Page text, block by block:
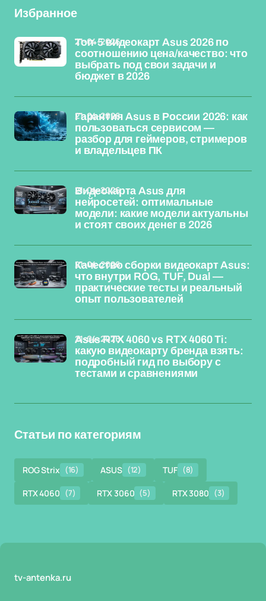
Избранное
Топ-5 видеокарт Asus 2026 по
соотношению цена/качество: что
выбрать под свои задачи и
бюджет в 2026
21-04-2026
Гарантия Asus в России 2026: как
пользоваться сервисом —
разбор для геймеров, стримеров
и владельцев ПК
21-04-2026
Видеокарта Asus для
нейросетей: оптимальные
модели: какие модели актуальны
и стоят своих денег в 2026
21-04-2026
Качество сборки видеокарт Asus:
что внутри ROG, TUF, Dual —
практические тесты и реальный
опыт пользователей
21-04-2026
Asus RTX 4060 vs RTX 4060 Ti:
какую видеокарту бренда взять:
подробный гид по выбору с
тестами и сравнениями
21-04-2026
Статьи по категориям
ROG Strix (16) ASUS (12) TUF (8)
RTX 4060 (7) RTX 3060 (5) RTX 3080 (3)
tv-antenka.ru